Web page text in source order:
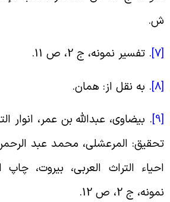
.تفسیر نمونه، ج ‏2، ص 11
.
.به نقل از: همان.
.بیضاوی، عبدالله بن عمر، انوار
ج ‏2، ص 12
.